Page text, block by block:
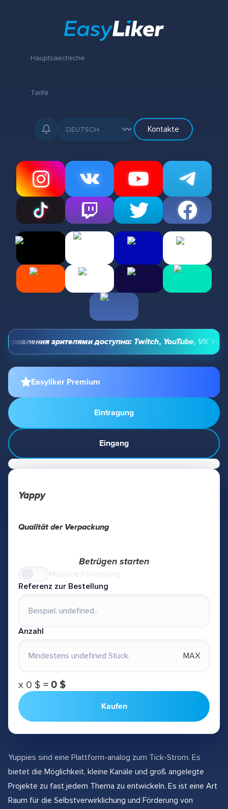
Hauptsaechliche
Tarife
Kontakte
зрителями доступна: Twitch, YouTube, VK
Easyliker Premium
Eintragung
Eingang
Yappy
Qualität der Verpackung
Betrügen starten
Referenz zur Bestellung
Anzahl
MAX
х 0 $ = 0 $
Kaufen
Yuppies sind eine Plattform-analog zum Tick-Strom. Es
bietet die Möglichkeit, kleine Kanäle und groß angelegte
Projekte zu fast jedem Thema zu entwickeln. Es ist eine Art
Raum für die Selbstverwirklichung und Förderung von